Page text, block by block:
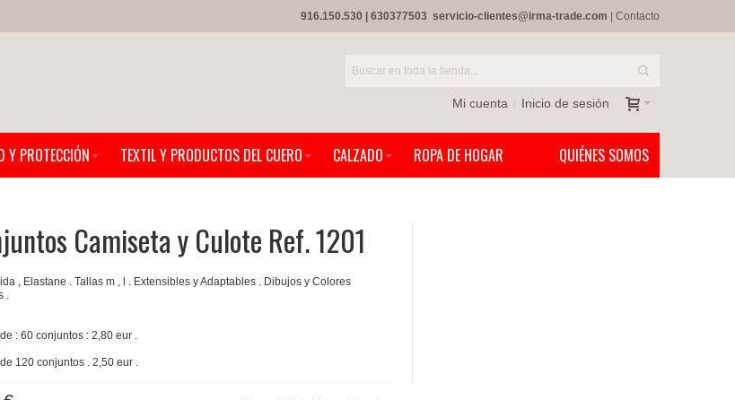
916.150.530 630377503 servicio-clientes@irma-trade.com Contacto
Mi cuenta Inicio de sesión
Y PROTECCIÓN TEXTIL Y PRODUCTOS DEL CUERO CALZADO ROPA DE HOGAR QUIÉNES SOMOS
Camiseta y Culote Ref. 1201
, Elastane . Tallas m , l . Extensibles y Adaptables . Dibujos y Colores
: 60 conjuntos : 2,80 eur .
120 conjuntos . 2,50 eur .